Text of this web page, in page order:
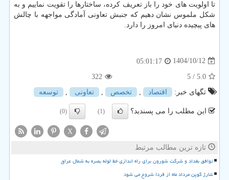
تا اولویت های خود را باز تعریف کرده، ساختارها را تقویت نماییم و به
شکل ملموس نشان دهیم که جنبش تعاونی آمادگی مواجهه با چالش
های پیچیده دنیای امروز را دارد.
1404/10/12
05:01:17
5.0
/ 5
322
تگهای خبر:
اقتصاد تخصص تعاونی توسعه
این مطلب را می پسندید؟ (1)
(0)
X
تازه ترین مطالب مرتبط
توافق بغداد و شرکت شورون برای راه اندازی خط لوله بصره به شمال عراق
شارژ کوپن مرداد ماه از فردا شروع می شود